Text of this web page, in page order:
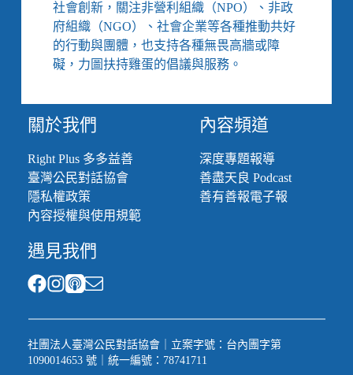
社會創新，關注非營利組織（NPO）、非政
府組織（NGO）、社會企業等各種推動共好
的行動與團體，也支持各種無畏高牆或障
礙，力圖扶持雞蛋的倡議與服務。
關於我們
Right Plus 多多益善
臺灣公民對話協會
隱私權政策
內容授權與使用規範
內容頻道
深度專題報導
善盡天良 Podcast
善有善報電子報
遇見我們
社團法人臺灣公民對話協會｜立案字號：台內團字第
1090014653 號｜統一編號：78741711